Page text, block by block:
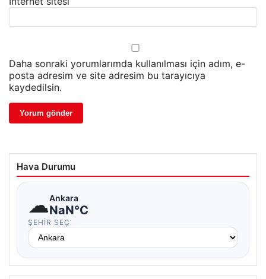
Daha sonraki yorumlarımda kullanılması için adım, e-
posta adresim ve site adresim bu tarayıcıya
kaydedilsin.
Hava Durumu
☁Ankara
NaN°C
ŞEHIR SEÇ